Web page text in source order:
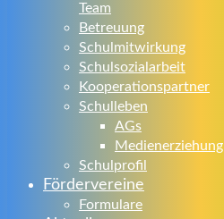
Team
Betreuung
Schulmitwirkung
Schulsozialarbeit
Kooperationspartner
Schulleben
AGs
Medienerziehung
Schulprofil
Fördervereine
Formulare